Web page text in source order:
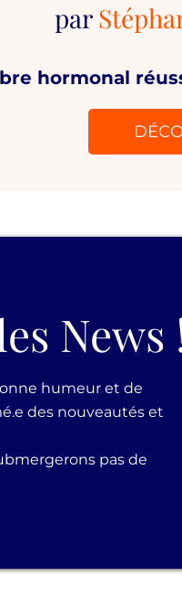
par
hormonal
News
humeur et de
des nouveautés et
pas de